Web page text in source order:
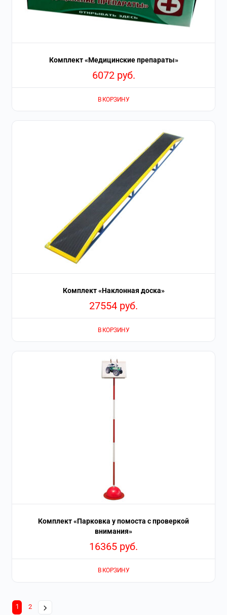
Комплект «Медицинские препараты»
6072 руб.
В КОРЗИНУ
Комплект «Наклонная доска»
27554 руб.
В КОРЗИНУ
Комплект «Парковка у помоста с проверкой
внимания»
16365 руб.
В КОРЗИНУ
1 2